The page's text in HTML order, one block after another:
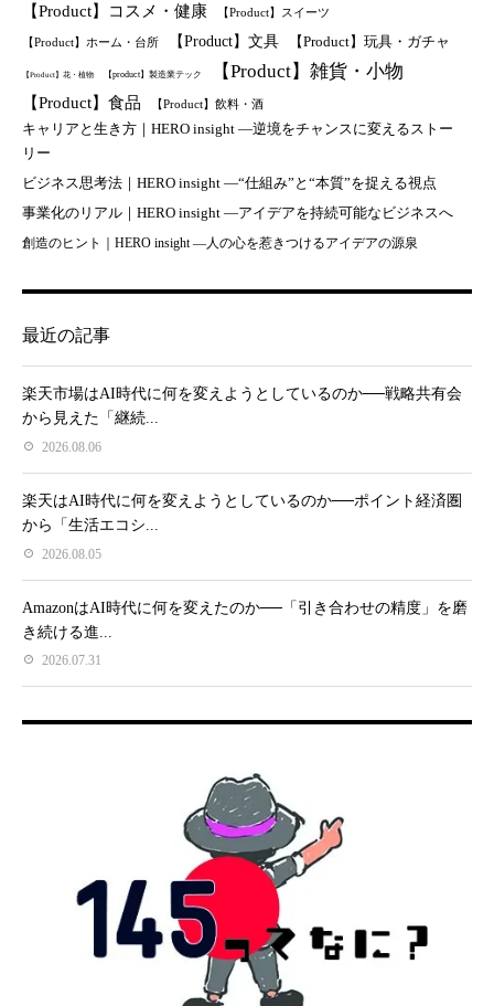
【Product】コスメ・健康 【Product】スイーツ
【Product】ホーム・台所 【Product】文具 【Product】玩具・ガチャ
【Product】花・植物 【product】製造業テック 【Product】雑貨・小物
【Product】食品 【Product】飲料・酒
キャリアと生き方｜HERO insight —逆境をチャンスに変えるストー
リー
ビジネス思考法｜HERO insight —“仕組み”と“本質”を捉える視点
事業化のリアル｜HERO insight —アイデアを持続可能なビジネスへ
創造のヒント｜HERO insight —人の心を惹きつけるアイデアの源泉
最近の記事
楽天市場はAI時代に何を変えようとしているのか──戦略共有会
から見えた「継続...
2026.08.06
楽天はAI時代に何を変えようとしているのか──ポイント経済圏
から「生活エコシ...
2026.08.05
AmazonはAI時代に何を変えたのか──「引き合わせの精度」を磨
き続ける進...
2026.07.31